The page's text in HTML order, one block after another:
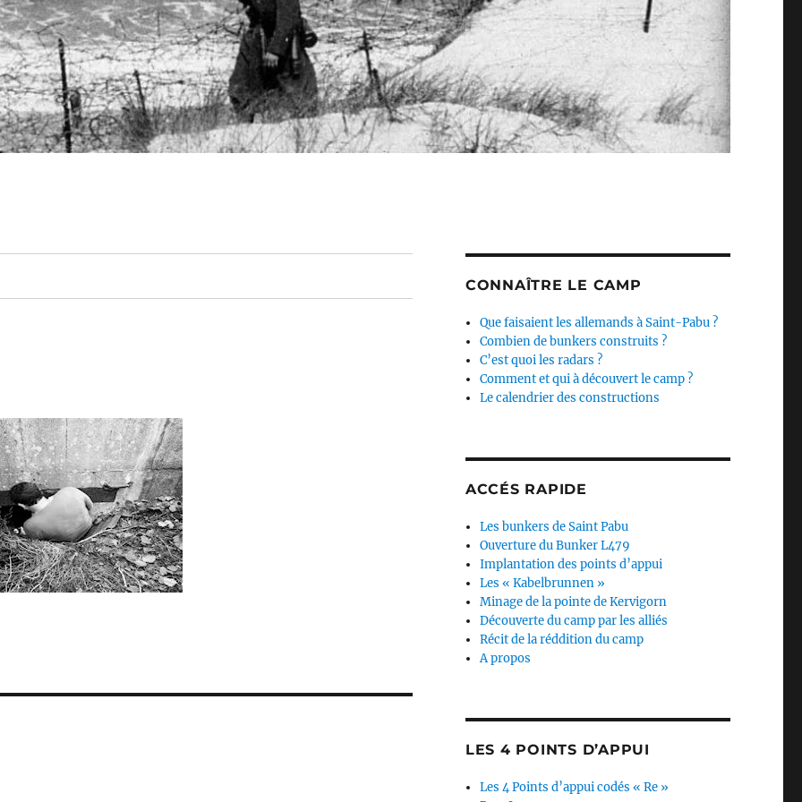
CONNAÎTRE LE CAMP
Que faisaient les allemands à Saint-Pabu ?
Combien de bunkers construits ?
C’est quoi les radars ?
Comment et qui à découvert le camp ?
Le calendrier des constructions
ACCÉS RAPIDE
Les bunkers de Saint Pabu
Ouverture du Bunker L479
Implantation des points d’appui
Les « Kabelbrunnen »
Minage de la pointe de Kervigorn
Découverte du camp par les alliés
Récit de la réddition du camp
A propos
LES 4 POINTS D’APPUI
Les 4 Points d’appui codés « Re »